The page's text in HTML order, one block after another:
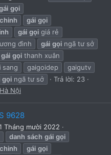
gọi
chinh gái gọi
gái gọi giá rẻ
đình gái gọi ngã tư sở
gái gọi thanh xuân
sang gaigoidep
gaigutv
gọi ngã tư sở
Trả lời: 23
Nội
9628
Tháng mười 2022
danh sách gái gọi
chinh gái gọi